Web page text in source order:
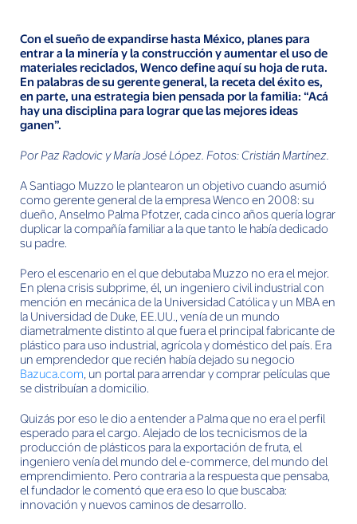
Con el sueño de expandirse hasta México, planes para
entrar a la minería y la construcción y aumentar el uso de
materiales reciclados, Wenco define aquí su hoja de ruta.
En palabras de su gerente general, la receta del éxito es,
en parte, una estrategia bien pensada por la familia: “Acá
hay una disciplina para lograr que las mejores ideas
ganen”.
Por Paz Radovic y María José López. Fotos: Cristián Martínez.
A Santiago Muzzo le plantearon un objetivo cuando asumió
como gerente general de la empresa Wenco en 2008: su
dueño, Anselmo Palma Pfotzer, cada cinco años quería lograr
duplicar la compañía familiar a la que tanto le había dedicado
su padre.
Pero el escenario en el que debutaba Muzzo no era el mejor.
En plena crisis subprime, él, un ingeniero civil industrial con
mención en mecánica de la Universidad Católica y un MBA en
la Universidad de Duke, EE.UU., venía de un mundo
diametralmente distinto al que fuera el principal fabricante de
plástico para uso industrial, agrícola y doméstico del país. Era
un emprendedor que recién había dejado su negocio
Bazuca.com, un portal para arrendar y comprar películas que
se distribuían a domicilio.
Quizás por eso le dio a entender a Palma que no era el perfil
esperado para el cargo. Alejado de los tecnicismos de la
producción de plásticos para la exportación de fruta, el
ingeniero venía del mundo del e-commerce, del mundo del
emprendimiento. Pero contraria a la respuesta que pensaba,
el fundador le comentó que era eso lo que buscaba:
innovación y nuevos caminos de desarrollo.